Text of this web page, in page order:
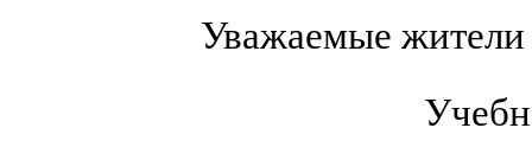
Уважаемые